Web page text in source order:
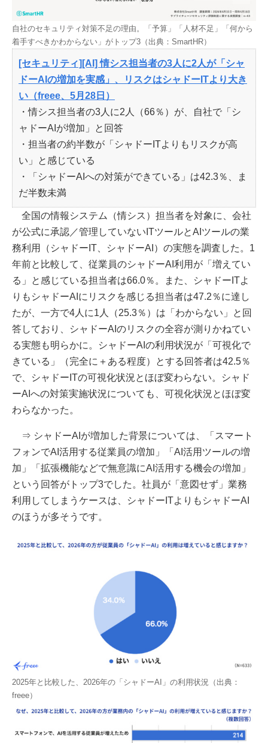
自社のセキュリティ対策不足の理由。「予算」「人材不足」「何から
着手すべきかわからない」がトップ3（出典：SmartHR）
[セキュリティ][AI] 情シス担当者の3人に2人が「シャ
ドーAIの増加を実感」、リスクはシャドーITより大き
い（freee、5月28日）
・情シス担当者の3人に2人（66％）が、自社で「シ
ャドーAIが増加」と回答
・担当者の約半数が「シャドーITよりもリスクが高
い」と感じている
・「シャドーAIへの対策ができている」は42.3％、ま
だ半数未満
全国の情報システム（情シス）担当者を対象に、会社
が公式に承認／管理していないITツールとAIツールの業
務利用（シャドーIT、シャドーAI）の実態を調査した。1
年前と比較して、従業員のシャドーAI利用が「増えてい
る」と感じている担当者は66.0％。また、シャドーITよ
りもシャドーAIにリスクを感じる担当者は47.2％に達し
たが、一方で4人に1人（25.3％）は「わからない」と回
答しており、シャドーAIのリスクの全容が測りかねてい
る実態も明らかに。シャドーAIの利用状況が「可視化で
きている」（完全に＋ある程度）とする回答者は42.5％
で、シャドーITの可視化状況とほぼ変わらない。シャド
ーAIへの対策実施状況についても、可視化状況とほぼ変
わらなかった。
⇒ シャドーAIが増加した背景については、「スマート
フォンでAI活用する従業員の増加」「AI活用ツールの増
加」「拡張機能などで無意識にAI活用する機会の増加」
という回答がトップ3でした。社員が「意図せず」業務
利用してしまうケースは、シャドーITよりもシャドーAI
のほうが多そうです。
2025年と比較した、2026年の「シャドーAI」の利用状況（出典：
freee）